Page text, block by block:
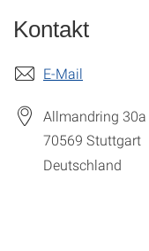
Kontakt
E-Mail
Allmandring 30a
70569 Stuttgart
Deutschland